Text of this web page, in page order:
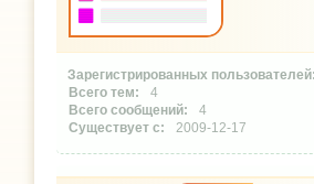
4
4
2009-12-17